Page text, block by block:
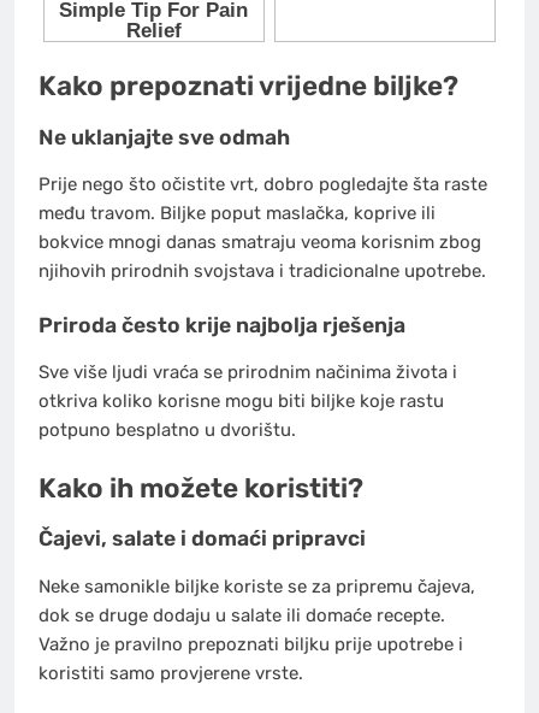
Kako prepoznati vrijedne biljke?
Ne uklanjajte sve odmah
Prije nego što očistite vrt, dobro pogledajte šta raste
među travom. Biljke poput maslačka, koprive ili
bokvice mnogi danas smatraju veoma korisnim zbog
njihovih prirodnih svojstava i tradicionalne upotrebe.
Priroda često krije najbolja rješenja
Sve više ljudi vraća se prirodnim načinima života i
otkriva koliko korisne mogu biti biljke koje rastu
potpuno besplatno u dvorištu.
Kako ih možete koristiti?
Čajevi, salate i domaći pripravci
Neke samonikle biljke koriste se za pripremu čajeva,
dok se druge dodaju u salate ili domaće recepte.
Važno je pravilno prepoznati biljku prije upotrebe i
koristiti samo provjerene vrste.